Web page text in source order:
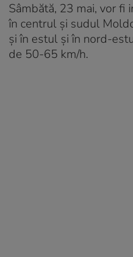
Sâmbătă, 23 mai, vor fi
în centrul și sudul
și în estul și în nord-
de 50-65 km/h.